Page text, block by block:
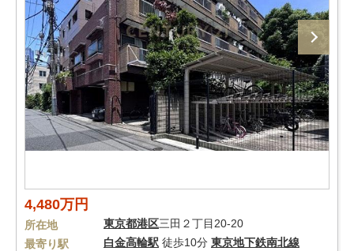
4,480万円
所在地 東京都港区三田２丁目20-20
最寄り駅
白金高輪駅 徒歩10分 東京地下鉄南北線